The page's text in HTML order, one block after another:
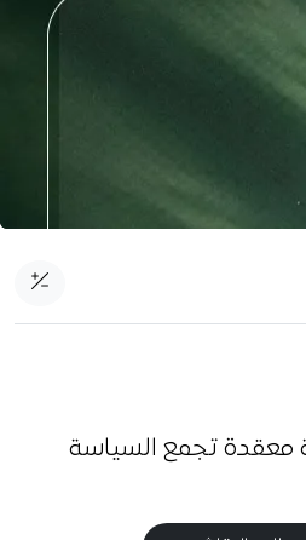
معقدة تجمع السياسة